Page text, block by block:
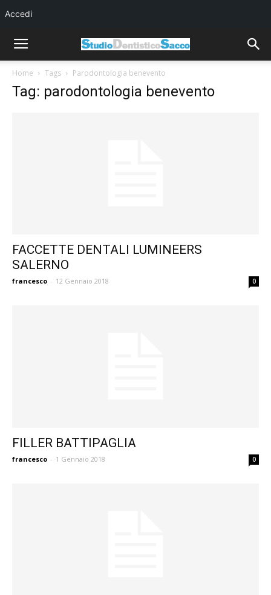
Home Tags Parodontologia benevento
Tag: parodontologia benevento
FACCETTE DENTALI LUMINEERS
SALERNO
francesco - 12 Gennaio 2018 0
FILLER BATTIPAGLIA
francesco - 1 Gennaio 2018 0
Accedi